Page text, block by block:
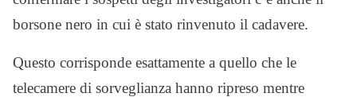
borsone nero in cui è stato rinvenuto il cadavere.
Questo corrisponde esattamente a quello che le
telecamere di sorveglianza hanno ripreso mentre